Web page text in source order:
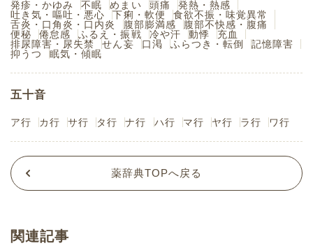
発疹・かゆみ 不眠 めまい 頭痛
発熱・熱感
吐き気・嘔吐・悪心
下痢・軟便
食欲不振・味覚異常
舌炎・口角炎・口内炎
腹部膨満感
腹部不快感・腹痛
便秘
倦怠感 ふるえ・振戦 冷や汗 動悸
充血
排尿障害・尿失禁
せん妄 口渇 ふらつき・転倒
記憶障害
抑うつ
眠気・傾眠
五十音
ア行 カ行 サ行 タ行 ナ行 ハ行 マ行 ヤ行 ラ行 ワ行
薬辞典TOPへ戻る
関連記事